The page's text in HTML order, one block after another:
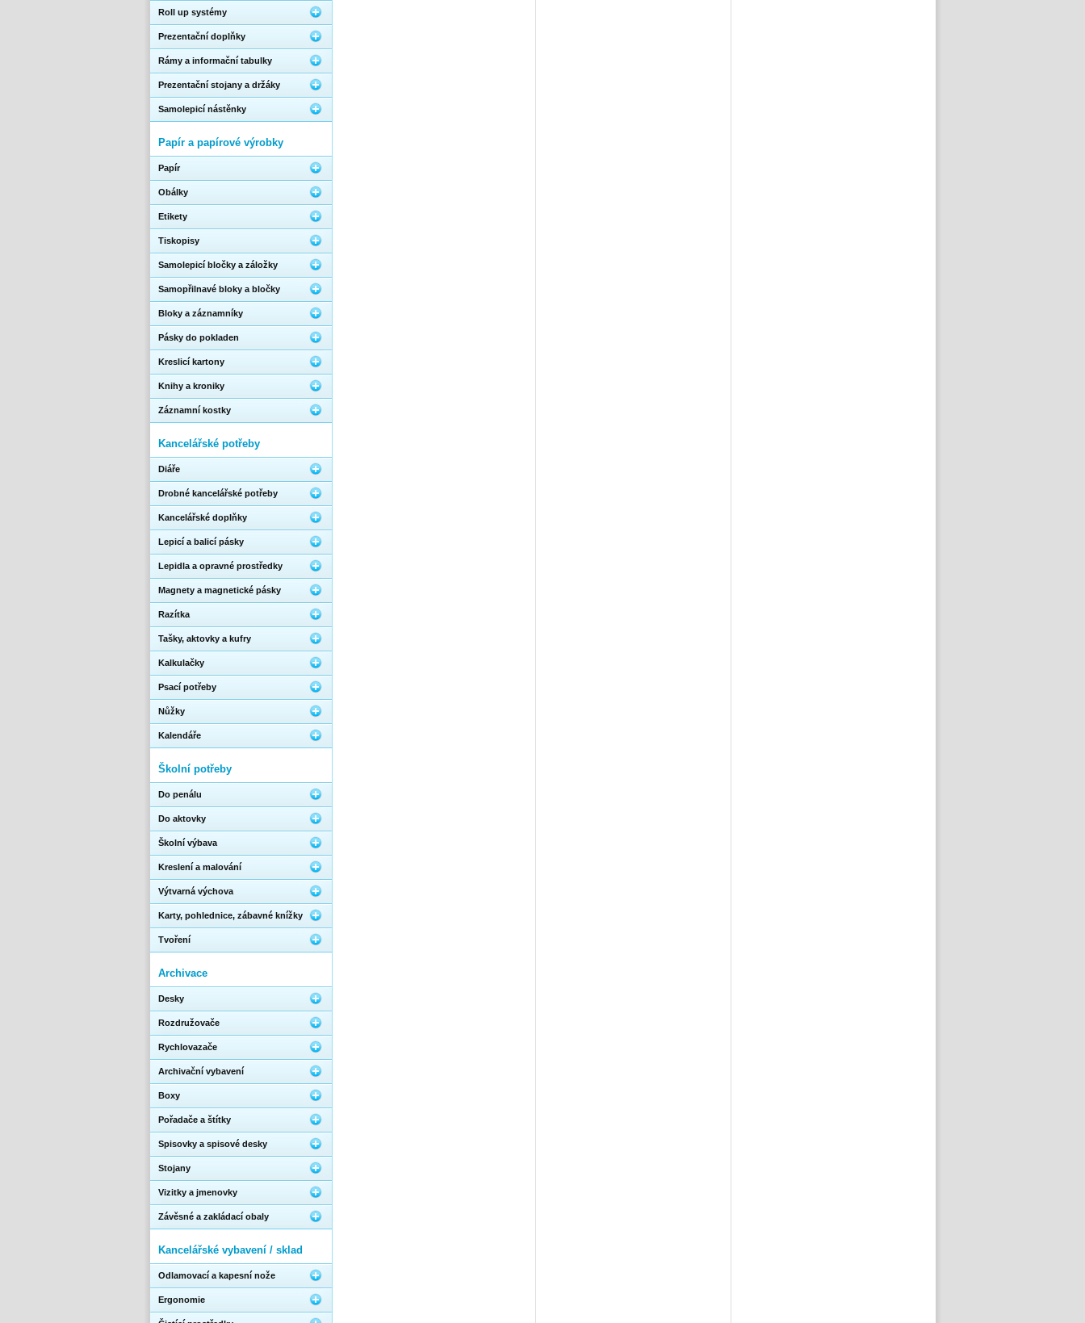
Roll up systémy
Prezentační doplňky
Rámy a informační tabulky
Prezentační stojany a držáky
Samolepicí nástěnky
Papír a papírové výrobky
Papír
Obálky
Etikety
Tiskopisy
Samolepicí bločky a záložky
Samopřilnavé bloky a bločky
Bloky a záznamníky
Pásky do pokladen
Kreslicí kartony
Knihy a kroniky
Záznamní kostky
Kancelářské potřeby
Diáře
Drobné kancelářské potřeby
Kancelářské doplňky
Lepicí a balicí pásky
Lepidla a opravné prostředky
Magnety a magnetické pásky
Razítka
Tašky, aktovky a kufry
Kalkulačky
Psací potřeby
Nůžky
Kalendáře
Školní potřeby
Do penálu
Do aktovky
Školní výbava
Kreslení a malování
Výtvarná výchova
Karty, pohlednice, zábavné knížky
Tvoření
Archivace
Desky
Rozdružovače
Rychlovazače
Archivační vybavení
Boxy
Pořadače a štítky
Spisovky a spisové desky
Stojany
Vizitky a jmenovky
Závěsné a zakládací obaly
Kancelářské vybavení / sklad
Odlamovací a kapesní nože
Ergonomie